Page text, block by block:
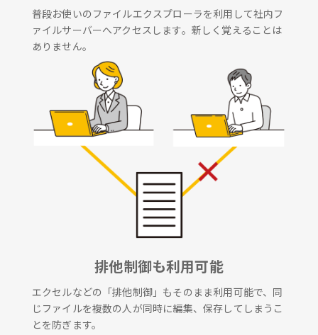
普段お使いのファイルエクスプローラを利用して社内フ
ァイルサーバーへアクセスします。新しく覚えることは
ありません。
排他制御も利用可能
エクセルなどの「排他制御」もそのまま利用可能で、同
じファイルを複数の人が同時に編集、保存してしまうこ
とを防ぎます。